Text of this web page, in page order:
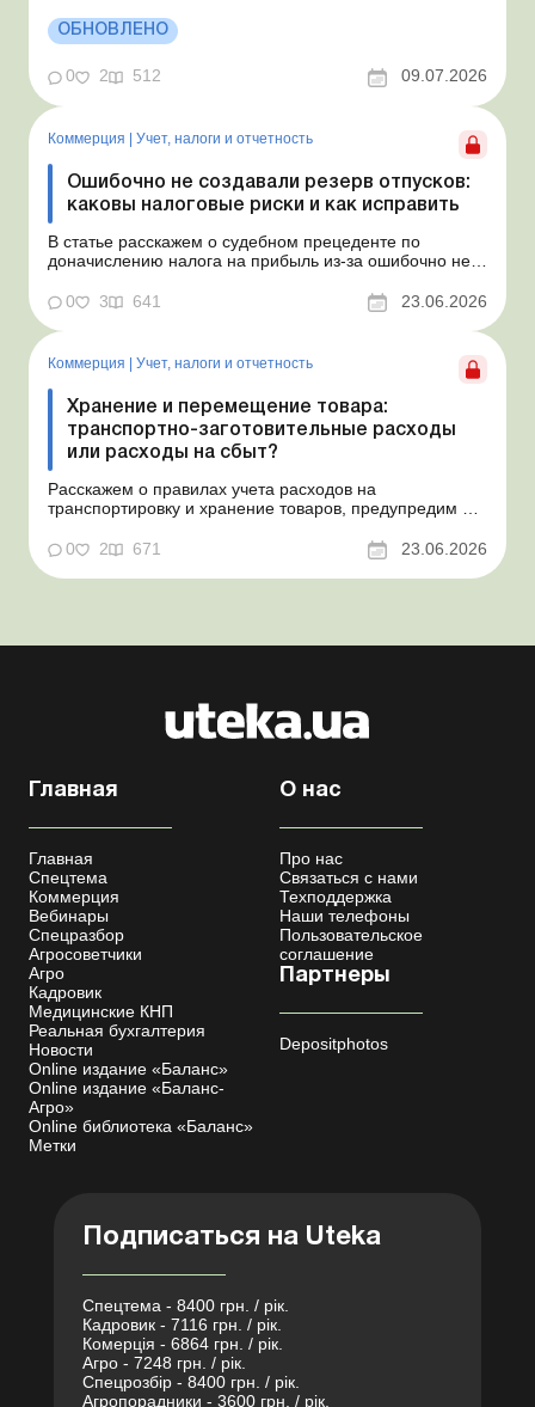
действовать с середины месяца. Предприятие
арендует у физлица автомобиль с 15.07.2026.
Согласно условиям договора арендная плата
составляет 4 000 грн в месяц. Возн...
ОБНОВЛЕНО
0 2 512 09.07.2026
Коммерция | Учет, налоги и отчетность
Ошибочно не создавали резерв отпусков:
каковы налоговые риски и как исправить
В статье расскажем о судебном прецеденте по
доначислению налога на прибыль из-за ошибочно не
рекомендации, как минимизировать налоговые риски.
Проблемные расходы: налоговые риски и судебная
практика Понимаем ваши волнения в связи с
ошибочным несоздан...
0 3 641 23.06.2026
Коммерция | Учет, налоги и отчетность
Хранение и перемещение товара:
транспортно-заготовительные расходы
или расходы на сбыт?
Расскажем о правилах учета расходов на
транспортировку и хранение товаров, предупредим о
нормативное обоснование. Проблемные расходы:
налоговые риски и судебная практика Казалось бы, в
этом вопросе неоднозначности быть не может. Но, как
0 2 671 23.06.2026
Главная
Главная
Спецтема
Коммерция
Вебинары
Спецразбор
Агросоветчики
Агро
Кадровик
Медицинские КНП
Реальная бухгалтерия
Новости
Online издание «Баланс»
Online издание «Баланс-
Агро»
Online библиотека «Баланс»
Метки
О нас
Про нас
Связаться с нами
Техподдержка
Наши телефоны
Пользовательское
соглашение
Партнеры
Depositphotos
Подписаться на Uteka
Спецтема - 8400 грн. / рік.
Кадровик - 7116 грн. / рік.
Комерція - 6864 грн. / рік.
Агро - 7248 грн. / рік.
Спецрозбір - 8400 грн. / рік.
Агропорадники - 3600 грн. / рік.